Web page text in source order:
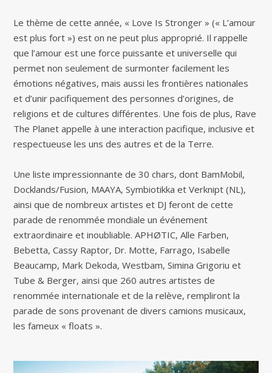
Le thème de cette année, « Love Is Stronger » (« L’amour
est plus fort ») est on ne peut plus approprié. Il rappelle
que l’amour est une force puissante et universelle qui
permet non seulement de surmonter facilement les
émotions négatives, mais aussi les frontières nationales
et d’unir pacifiquement des personnes d’origines, de
religions et de cultures différentes. Une fois de plus, Rave
The Planet appelle à une interaction pacifique, inclusive et
respectueuse les uns des autres et de la Terre.
Une liste impressionnante de 30 chars, dont BamMobil,
Docklands/Fusion, MAAYA, Symbiotikka et Verknipt (NL),
ainsi que de nombreux artistes et DJ feront de cette
parade de renommée mondiale un événement
extraordinaire et inoubliable. APHØTIC, Alle Farben,
Bebetta, Cassy Raptor, Dr. Motte, Farrago, Isabelle
Beaucamp, Mark Dekoda, Westbam, Simina Grigoriu et
Tube & Berger, ainsi que 260 autres artistes de
renommée internationale et de la relève, rempliront la
parade de sons provenant de divers camions musicaux,
les fameux « floats ».